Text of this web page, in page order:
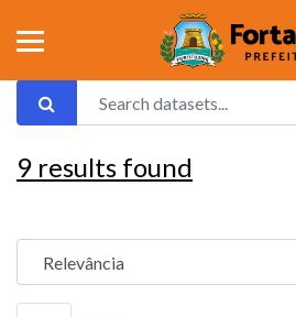
9 results found